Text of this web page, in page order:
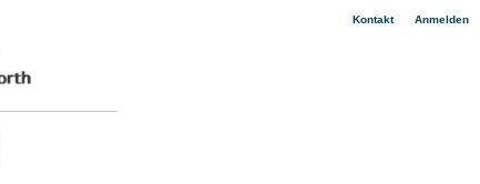
Kontakt| Anmelden